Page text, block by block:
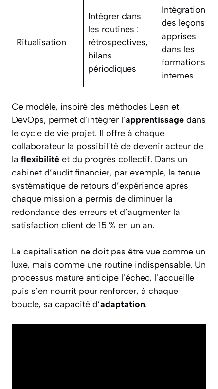
Ritualisation
Intégrer dans
les routines :
rétrospectives,
bilans
périodiques
Intégration
des leçons
apprises
dans les
formations
internes
Ce modèle, inspiré des méthodes Lean et
DevOps, permet d’intégrer l’apprentissage dans
le cycle de vie projet. Il offre à chaque
collaborateur la possibilité de devenir acteur de
la flexibilité et du progrès collectif. Dans un
cabinet d’audit financier, par exemple, la tenue
systématique de retours d’expérience après
chaque mission a permis de diminuer la
redondance des erreurs et d’augmenter la
satisfaction client de 15 % en un an.
La capitalisation ne doit pas être vue comme un
luxe, mais comme une routine indispensable. Un
processus mature anticipe l’échec, l’accueille
puis s’en nourrit pour renforcer, à chaque
boucle, sa capacité d’adaptation.